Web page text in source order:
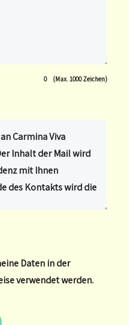
0 (Max. 1000 Zeichen)
Daten in der
verwendet werden.